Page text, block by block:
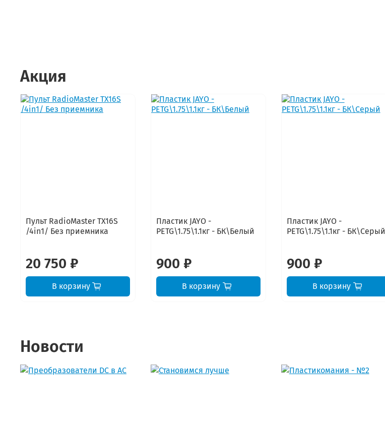
Акция
Пульт RadioMaster TX16S
/4in1/ Без приемника
20 750 ₽
В корзину
Пластик JAYO -
PETG\1.75\1.1кг - БК\Белый
900 ₽
В корзину
Пластик JAYO -
PETG\1.75\1.1кг - БК\Серый
900 ₽
В корзину
Новости